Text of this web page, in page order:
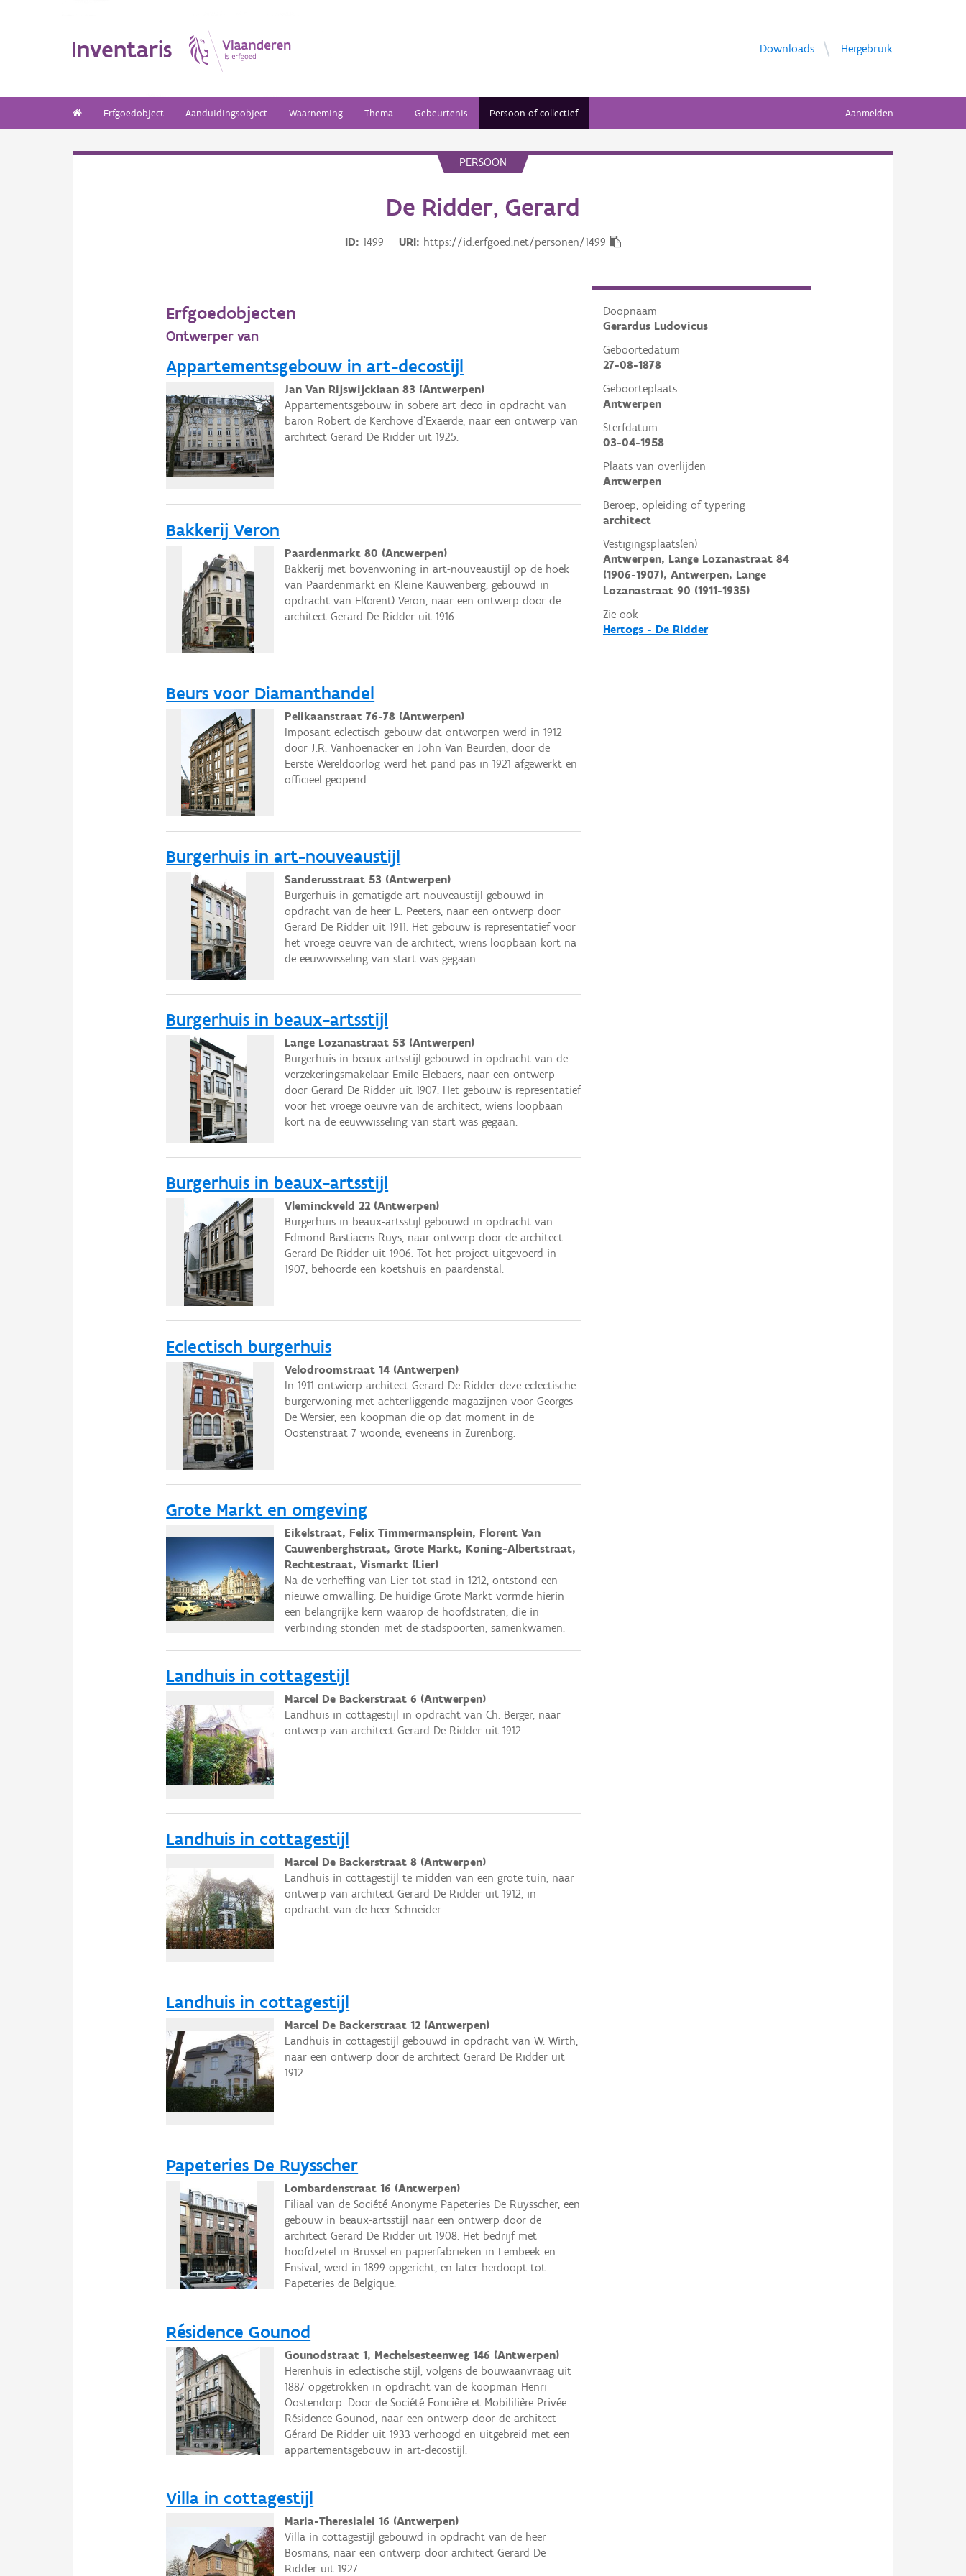
Inventaris Downloads Hergebruik
Erfgoedobject Aanduidingsobject Waarneming Thema Gebeurtenis Persoon of collectief Aanmelden
PERSOON
De Ridder, Gerard
ID 1499 URI https://id.erfgoed.net/personen/1499
Doopnaam
Gerardus Ludovicus
Geboortedatum
27-08-1878
Geboorteplaats
Antwerpen
Sterfdatum
03-04-1958
Plaats van overlijden
Antwerpen
Beroep, opleiding of typering
architect
Vestigingsplaats(en)
Antwerpen, Lange Lozanastraat 84
(1906-1907), Antwerpen, Lange
Lozanastraat 90 (1911-1935)
Zie ook
Hertogs - De Ridder
Erfgoedobjecten
Ontwerper van
Appartementsgebouw in art-decostijl
Jan Van Rijswijcklaan 83 (Antwerpen)
Appartementsgebouw in sobere art deco in opdracht van
baron Robert de Kerchove d’Exaerde, naar een ontwerp van
architect Gerard De Ridder uit 1925.
Bakkerij Veron
Paardenmarkt 80 (Antwerpen)
Bakkerij met bovenwoning in art-nouveaustijl op de hoek
van Paardenmarkt en Kleine Kauwenberg, gebouwd in
opdracht van Fl(orent) Veron, naar een ontwerp door de
architect Gerard De Ridder uit 1916.
Beurs voor Diamanthandel
Pelikaanstraat 76-78 (Antwerpen)
Imposant eclectisch gebouw dat ontworpen werd in 1912
door J.R. Vanhoenacker en John Van Beurden, door de
Eerste Wereldoorlog werd het pand pas in 1921 afgewerkt en
officieel geopend.
Burgerhuis in art-nouveaustijl
Sanderusstraat 53 (Antwerpen)
Burgerhuis in gematigde art-nouveaustijl gebouwd in
opdracht van de heer L. Peeters, naar een ontwerp door
Gerard De Ridder uit 1911. Het gebouw is representatief voor
het vroege oeuvre van de architect, wiens loopbaan kort na
de eeuwwisseling van start was gegaan.
Burgerhuis in beaux-artsstijl
Lange Lozanastraat 53 (Antwerpen)
Burgerhuis in beaux-artsstijl gebouwd in opdracht van de
verzekeringsmakelaar Emile Elebaers, naar een ontwerp
door Gerard De Ridder uit 1907. Het gebouw is representatief
voor het vroege oeuvre van de architect, wiens loopbaan
kort na de eeuwwisseling van start was gegaan.
Burgerhuis in beaux-artsstijl
Vleminckveld 22 (Antwerpen)
Burgerhuis in beaux-artsstijl gebouwd in opdracht van
Edmond Bastiaens-Ruys, naar ontwerp door de architect
Gerard De Ridder uit 1906. Tot het project uitgevoerd in
1907, behoorde een koetshuis en paardenstal.
Eclectisch burgerhuis
Velodroomstraat 14 (Antwerpen)
In 1911 ontwierp architect Gerard De Ridder deze eclectische
burgerwoning met achterliggende magazijnen voor Georges
De Wersier, een koopman die op dat moment in de
Oostenstraat 7 woonde, eveneens in Zurenborg.
Grote Markt en omgeving
Eikelstraat, Felix Timmermansplein, Florent Van
Cauwenberghstraat, Grote Markt, Koning-Albertstraat,
Rechtestraat, Vismarkt (Lier)
Na de verheffing van Lier tot stad in 1212, ontstond een
nieuwe omwalling. De huidige Grote Markt vormde hierin
een belangrijke kern waarop de hoofdstraten, die in
verbinding stonden met de stadspoorten, samenkwamen.
Landhuis in cottagestijl
Marcel De Backerstraat 6 (Antwerpen)
Landhuis in cottagestijl in opdracht van Ch. Berger, naar
ontwerp van architect Gerard De Ridder uit 1912.
Landhuis in cottagestijl
Marcel De Backerstraat 8 (Antwerpen)
Landhuis in cottagestijl te midden van een grote tuin, naar
ontwerp van architect Gerard De Ridder uit 1912, in
opdracht van de heer Schneider.
Landhuis in cottagestijl
Marcel De Backerstraat 12 (Antwerpen)
Landhuis in cottagestijl gebouwd in opdracht van W. Wirth,
naar een ontwerp door de architect Gerard De Ridder uit
1912.
Papeteries De Ruysscher
Lombardenstraat 16 (Antwerpen)
Filiaal van de Société Anonyme Papeteries De Ruysscher, een
gebouw in beaux-artsstijl naar een ontwerp door de
architect Gerard De Ridder uit 1908. Het bedrijf met
hoofdzetel in Brussel en papierfabrieken in Lembeek en
Ensival, werd in 1899 opgericht, en later herdoopt tot
Papeteries de Belgique.
Résidence Gounod
Gounodstraat 1, Mechelsesteenweg 146 (Antwerpen)
Herenhuis in eclectische stijl, volgens de bouwaanvraag uit
1887 opgetrokken in opdracht van de koopman Henri
Oostendorp. Door de Société Foncière et Mobililière Privée
Résidence Gounod, naar een ontwerp door de architect
Gérard De Ridder uit 1933 verhoogd en uitgebreid met een
appartementsgebouw in art-decostijl.
Villa in cottagestijl
Maria-Theresialei 16 (Antwerpen)
Villa in cottagestijl gebouwd in opdracht van de heer
Bosmans, naar een ontwerp door architect Gerard De
Ridder uit 1927.